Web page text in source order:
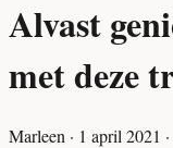
Alvast
met deze
Marleen · 1 april 2021 ·